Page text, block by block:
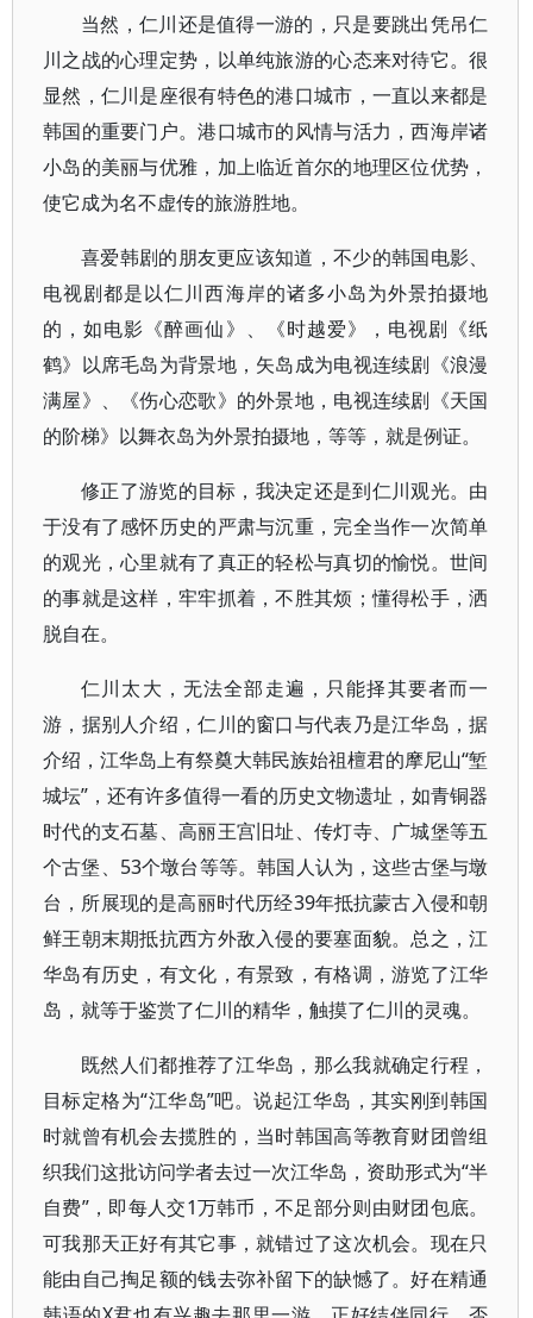
当然，仁川还是值得一游的，只是要跳出凭吊仁
川之战的心理定势，以单纯旅游的心态来对待它。很
显然，仁川是座很有特色的港口城市，一直以来都是
韩国的重要门户。港口城市的风情与活力，西海岸诸
小岛的美丽与优雅，加上临近首尔的地理区位优势，
使它成为名不虚传的旅游胜地。
喜爱韩剧的朋友更应该知道，不少的韩国电影、
电视剧都是以仁川西海岸的诸多小岛为外景拍摄地
的，如电影《醉画仙》、《时越爱》，电视剧《纸
鹤》以席毛岛为背景地，矢岛成为电视连续剧《浪漫
满屋》、《伤心恋歌》的外景地，电视连续剧《天国
的阶梯》以舞衣岛为外景拍摄地，等等，就是例证。
修正了游览的目标，我决定还是到仁川观光。由
于没有了感怀历史的严肃与沉重，完全当作一次简单
的观光，心里就有了真正的轻松与真切的愉悦。世间
的事就是这样，牢牢抓着，不胜其烦；懂得松手，洒
脱自在。
仁川太大，无法全部走遍，只能择其要者而一
游，据别人介绍，仁川的窗口与代表乃是江华岛，据
介绍，江华岛上有祭奠大韩民族始祖檀君的摩尼山“堑
城坛”，还有许多值得一看的历史文物遗址，如青铜器
时代的支石墓、高丽王宫旧址、传灯寺、广城堡等五
个古堡、53个墩台等等。韩国人认为，这些古堡与墩
台，所展现的是高丽时代历经39年抵抗蒙古入侵和朝
鲜王朝末期抵抗西方外敌入侵的要塞面貌。总之，江
华岛有历史，有文化，有景致，有格调，游览了江华
岛，就等于鉴赏了仁川的精华，触摸了仁川的灵魂。
既然人们都推荐了江华岛，那么我就确定行程，
目标定格为“江华岛”吧。说起江华岛，其实刚到韩国
时就曾有机会去揽胜的，当时韩国高等教育财团曾组
织我们这批访问学者去过一次江华岛，资助形式为“半
自费”，即每人交1万韩币，不足部分则由财团包底。
可我那天正好有其它事，就错过了这次机会。现在只
能由自己掏足额的钱去弥补留下的缺憾了。好在精通